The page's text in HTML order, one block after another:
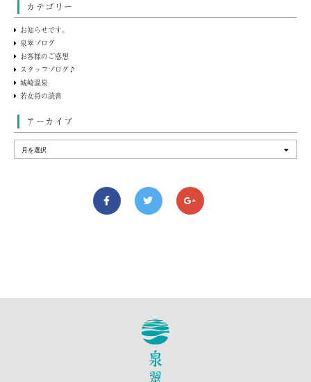
カテゴリー
お知らせです。
泉翠ブログ
お客様のご感想
スタッフブログ♪
城崎温泉
若女将の読書
アーカイブ